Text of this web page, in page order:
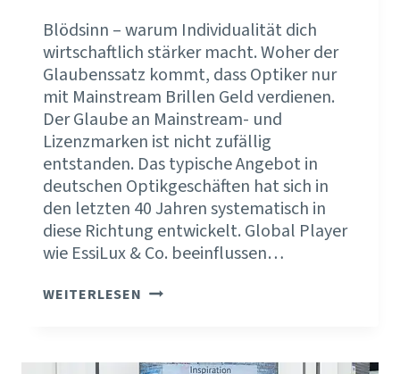
Blödsinn – warum Individualität dich
wirtschaftlich stärker macht. Woher der
Glaubenssatz kommt, dass Optiker nur
mit Mainstream Brillen Geld verdienen.
Der Glaube an Mainstream- und
Lizenzmarken ist nicht zufällig
entstanden. Das typische Angebot in
deutschen Optikgeschäften hat sich in
den letzten 40 Jahren systematisch in
diese Richtung entwickelt. Global Player
wie EssiLux & Co. beeinflussen…
WEITERLESEN ALS
MAINSTREAM